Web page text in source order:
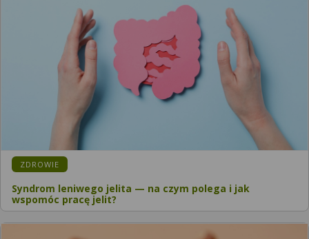
ZDROWIE
Syndrom leniwego jelita — na czym polega i jak
wspomóc pracę jelit?